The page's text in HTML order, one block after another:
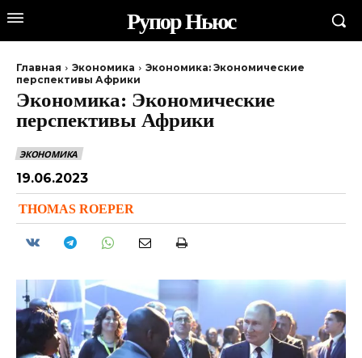
Рупор Ньюс
Главная Экономика
Экономика: Экономические
перспективы Африки
Экономика: Экономические
перспективы Африки
ЭКОНОМИКА
19.06.2023
THOMAS ROEPER